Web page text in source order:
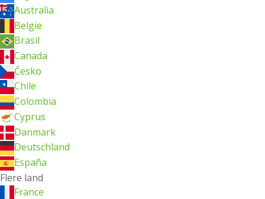
Australia
België
Brasil
Canada
Česko
Chile
Colombia
Cyprus
Danmark
Deutschland
España
Flere land
France